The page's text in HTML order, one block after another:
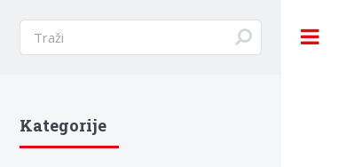
Kategorije